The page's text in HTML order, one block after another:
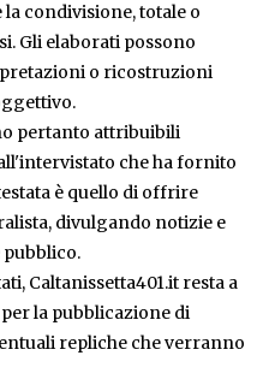
condivisione, totale o
Gli elaborati possono
o ricostruzioni
pertanto attribuibili
che ha fornito
è quello di offrire
divulgando notizie e
Caltanissetta401.it resta a
la pubblicazione di
repliche che verranno